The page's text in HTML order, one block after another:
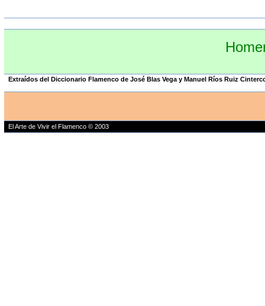
Extraídos del Diccionario Flamenco de José Blas Vega y Manuel Ríos Ruiz
El Arte de Vivir el Flamenco © 2003